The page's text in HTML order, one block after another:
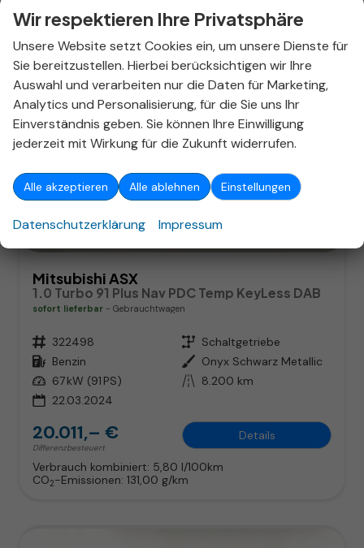
ab 128,– € mtl.
Mitsubishi ASX
1.0 Turbo 91 Plus Nav PDC Temp KeyLess DAB
sofort lieferbar Gebrauchtwagen
Fahrzeugnr. 322498 Getriebe Schaltgetriebe
Kraftstoff Benzin Außenfarbe Onyx Schwarz Metallic
Leistung 67 kW (91 PS) Kilometerstand 8.200 km
22.03.2024
20.011,– €
Differenzbesteuert
Details
Verbrauch kombiniert: 5,80 l/100km
CO2-Emissionen: 131,00 g/km
Wir respektieren Ihre Privatsphäre
Unsere Website setzt Cookies ein, um unsere Dienste für
Sie bereitzustellen. Hierbei berücksichtigen wir Ihre
Auswahl und verarbeiten nur die Daten für Marketing,
Analytics und Personalisierung, für die Sie uns Ihr
Einverständnis geben. Sie können Ihre Einwilligung
jederzeit mit Wirkung für die Zukunft widerrufen.
Alle akzeptieren Alle ablehnen Einstellungen
Datenschutzerklärung Impressum